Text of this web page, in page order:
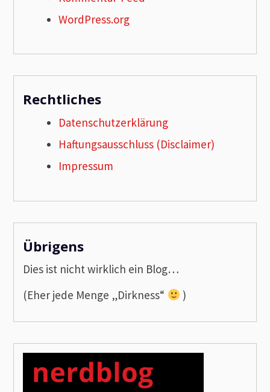
WordPress.org
Rechtliches
Datenschutzerklärung
Haftungsausschluss (Disclaimer)
Impressum
Übrigens
Dies ist nicht wirklich ein Blog…
(Eher jede Menge „Dirkness“
)